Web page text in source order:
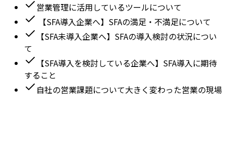
営業管理に活用しているツールについて
【SFA導入企業へ】SFAの満足・不満足について
【SFA未導入企業へ】SFAの導入検討の状況につい
て
【SFA導入を検討している企業へ】SFA導入に期待
すること
自社の営業課題について大きく変わった営業の現場